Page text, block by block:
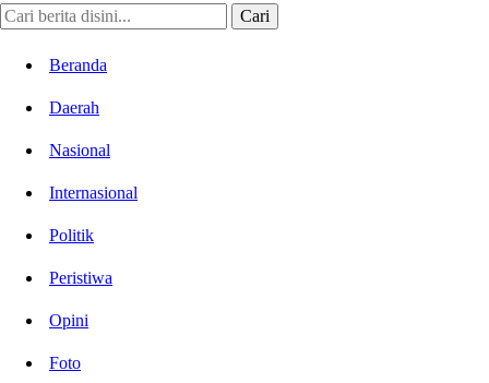
Cari
Beranda
Daerah
Nasional
Internasional
Politik
Peristiwa
Opini
Foto